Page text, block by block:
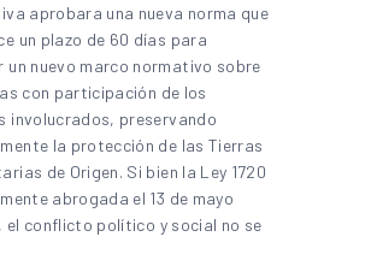
aprobara una nueva norma que
un plazo de 60 días para
un nuevo marco normativo sobre
con participación de los
involucrados, preservando
la protección de las Tierras
de Origen. Si bien la Ley 1720
abrogada el 13 de mayo
el conflicto político y social no se